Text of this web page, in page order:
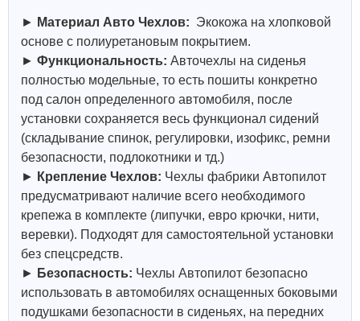
► Материал Авто Чехлов: Экокожа на хлопковой
основе с полиуретановым покрытием.
► Функциональность: Авточехлы на сиденья
полностью модельные, то есть пошиты конкретно
под салон определенного автомобиля, после
установки сохраняется весь функционал сидений
(складывание спинок, регулировки, изофикс, ремни
безопасности, подлокотники и тд.)
► Крепление Чехлов: Чехлы фабрики Автопилот
предусматривают наличие всего необходимого
крепежа в комплекте (липучки, евро крючки, нити,
веревки). Подходят для самостоятельной установки
без спецсредств.
► Безопасность: Чехлы Автопилот безопасно
использовать в автомобилях оснащенных боковыми
подушками безопасности в сиденьях, на передних